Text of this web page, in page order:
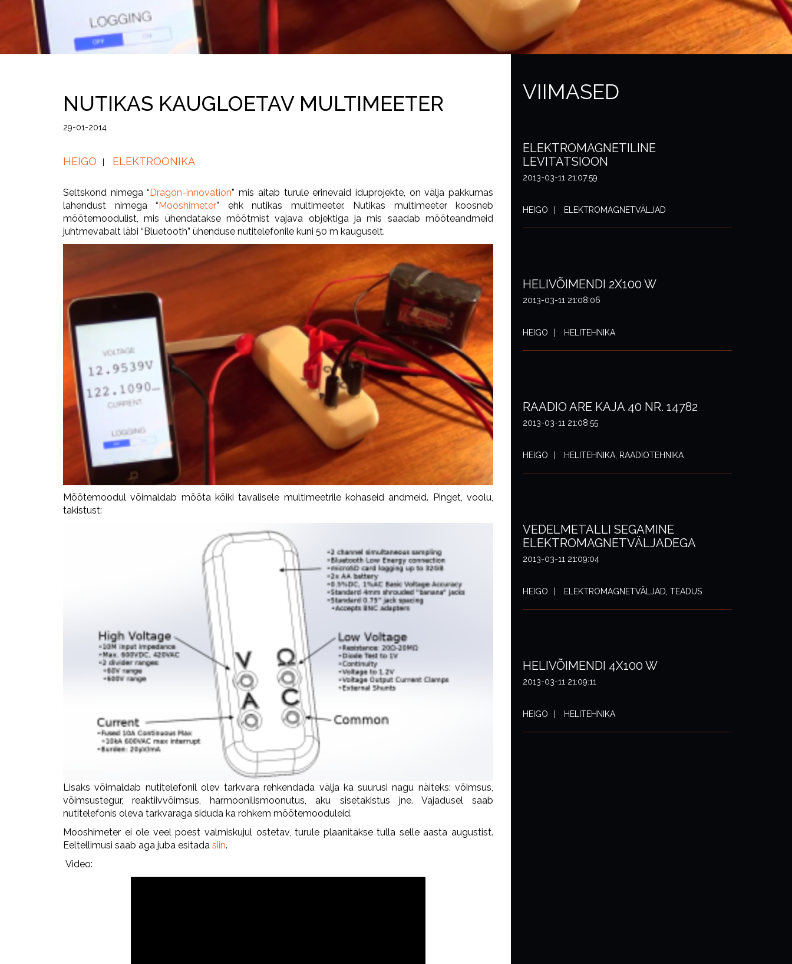
NUTIKAS KAUGLOETAV MULTIMEETER
29-01-2014
HEIGO ELEKTROONIKA
Seltskond nimega “Dragon-innovation” mis aitab turule erinevaid iduprojekte, on välja pakkumas
lahendust nimega “Mooshimeter” ehk nutikas multimeeter. Nutikas multimeeter koosneb
mõõtemoodulist, mis ühendatakse mõõtmist vajava objektiga ja mis saadab mõõteandmeid
juhtmevabalt läbi “Bluetooth” ühenduse nutitelefonile kuni 50 m kauguselt.
Mõõtemoodul võimaldab mõõta kõiki tavalisele multimeetrile kohaseid andmeid. Pinget, voolu,
takistust:
Lisaks võimaldab nutitelefonil olev tarkvara rehkendada välja ka suurusi nagu näiteks: võimsus,
võimsustegur, reaktiivvõimsus, harmoonilismoonutus, aku sisetakistus jne. Vajadusel saab
nutitelefonis oleva tarkvaraga siduda ka rohkem mõõtemooduleid.
Mooshimeter ei ole veel poest valmiskujul ostetav, turule plaanitakse tulla selle aasta augustist.
Eeltellimusi saab aga juba esitada siin.
Video:
VIIMASED
ELEKTROMAGNETILINE
LEVITATSIOON
2013-03-11 21:07:59
HEIGO ELEKTROMAGNETVÄLJAD
HELIVÕIMENDI 2X100 W
2013-03-11 21:08:06
HEIGO HELITEHNIKA
RAADIO ARE KAJA 40 NR. 14782
2013-03-11 21:08:55
HEIGO HELITEHNIKA, RAADIOTEHNIKA
VEDELMETALLI SEGAMINE
ELEKTROMAGNETVÄLJADEGA
2013-03-11 21:09:04
HEIGO ELEKTROMAGNETVÄLJAD, TEADUS
HELIVÕIMENDI 4X100 W
2013-03-11 21:09:11
HEIGO HELITEHNIKA